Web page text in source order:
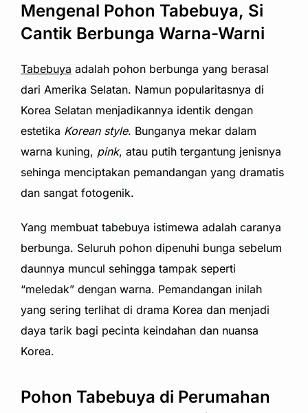
Mengenal Pohon Tabebuya, Si
Cantik Berbunga Warna-Warni
Tabebuya adalah pohon berbunga yang berasal
dari Amerika Selatan. Namun popularitasnya di
Korea Selatan menjadikannya identik dengan
estetika Korean style. Bunganya mekar dalam
warna kuning, pink, atau putih tergantung jenisnya
sehinga menciptakan pemandangan yang dramatis
dan sangat fotogenik.
Yang membuat tabebuya istimewa adalah caranya
berbunga. Seluruh pohon dipenuhi bunga sebelum
daunnya muncul sehingga tampak seperti
“meledak” dengan warna. Pemandangan inilah
yang sering terlihat di drama Korea dan menjadi
daya tarik bagi pecinta keindahan dan nuansa
Korea.
Pohon Tabebuya di Perumahan